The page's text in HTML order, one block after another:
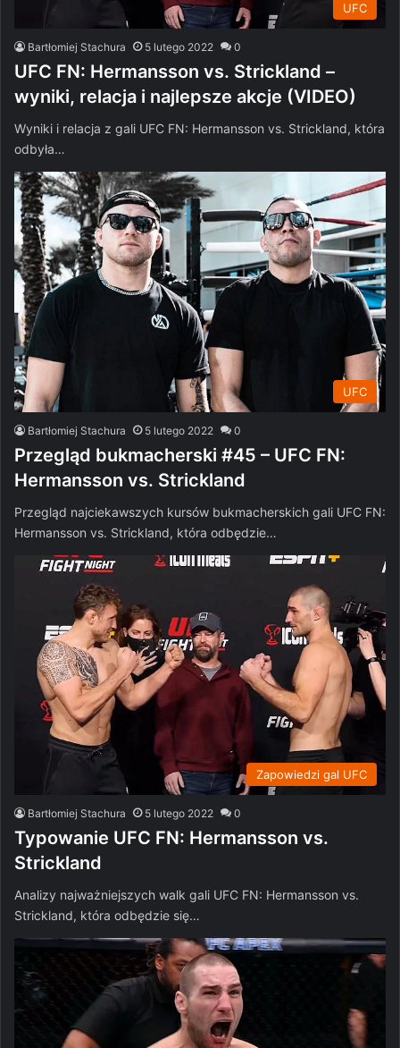
UFC
Bartłomiej Stachura 5 lutego 2022 0
UFC FN: Hermansson vs. Strickland –
wyniki, relacja i najlepsze akcje (VIDEO)
Wyniki i relacja z gali UFC FN: Hermansson vs. Strickland, która
odbyła…
UFC
Bartłomiej Stachura 5 lutego 2022 0
Przegląd bukmacherski #45 – UFC FN:
Hermansson vs. Strickland
Przegląd najciekawszych kursów bukmacherskich gali UFC FN:
Hermansson vs. Strickland, która odbędzie…
Zapowiedzi gal UFC
Bartłomiej Stachura 5 lutego 2022 0
Typowanie UFC FN: Hermansson vs.
Strickland
Analizy najważniejszych walk gali UFC FN: Hermansson vs.
Strickland, która odbędzie się…